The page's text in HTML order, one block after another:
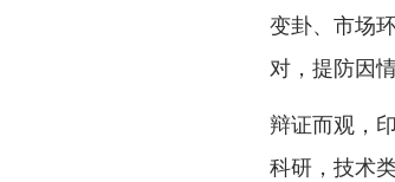
变卦、市场
对，提防因
辩证而观，
科研，技术